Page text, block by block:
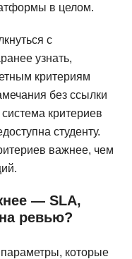
в целом.
с
узнать,
критериям
без ссылки
критериев
студенту.
важнее, чем
— SLA,
ревью?
которые